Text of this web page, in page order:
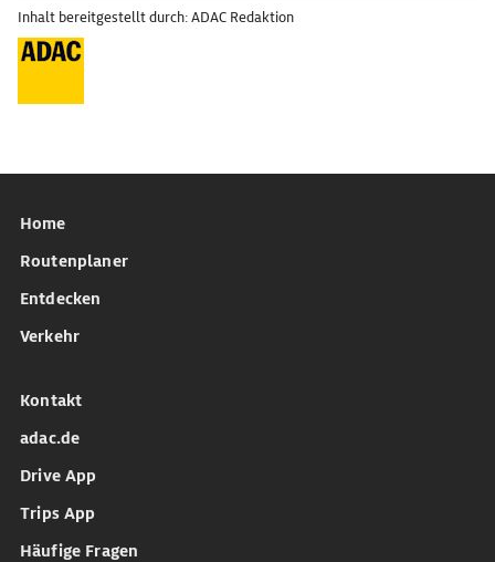
Inhalt bereitgestellt durch: ADAC Redaktion
Home
Routenplaner
Entdecken
Verkehr
Kontakt
adac.de
Drive App
Trips App
Häufige Fragen